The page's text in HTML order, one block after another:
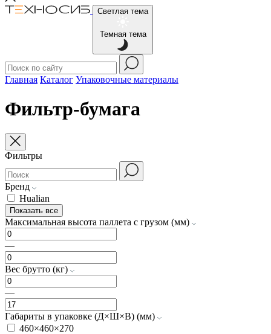
Светлая тема
Темная тема
Главная Каталог Упаковочные материалы
Фильтр-бумага
Фильтры
Бренд
Hualian
Показать все
Максимальная высота паллета с грузом (мм)
—
Вес брутто (кг)
—
Габариты в упаковке (Д×Ш×В) (мм)
460×460×270